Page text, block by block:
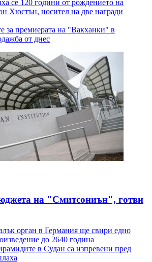
се 120 години от рождението на
Хюстън, носител на две награди
за премиерата на "Вакханки" в
от днес
на "Смитсониън", готви
орган в Германия ще свири едно
до 2640 година
в Судан са изпревени пред